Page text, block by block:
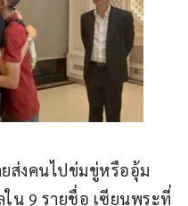
ยส่งคนไปข่มขู่หรืออุ้ม
น 9 รายชื่อ เซียนพระที่